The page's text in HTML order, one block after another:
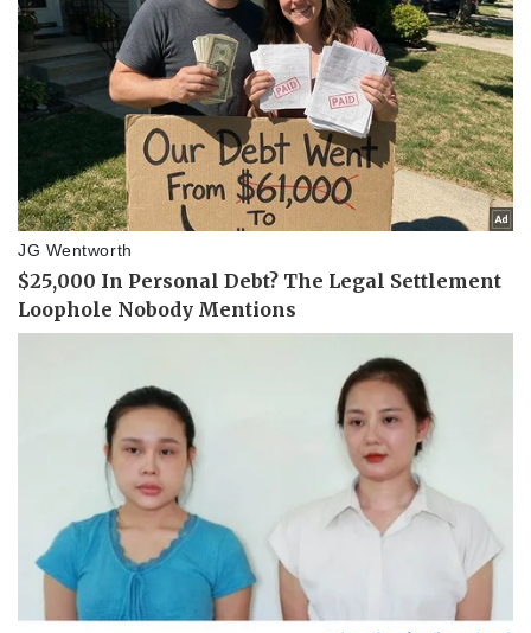
Tư vấn luật
Phân tích